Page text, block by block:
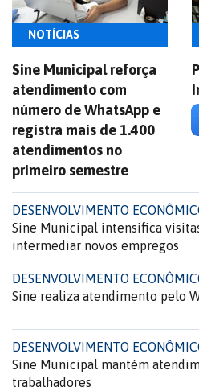
NOTÍCIAS
Sine Municipal reforça
atendimento com
número de WhatsApp e
registra mais de 1.400
atendimentos no
primeiro semestre
DESENVOLVIMENTO
Sine Municipal intensifica
intermediar novos empregos
DESENVOLVIMENTO
Sine realiza atendimento pelo
DESENVOLVIMENTO
Sine Municipal mantém
trabalhadores